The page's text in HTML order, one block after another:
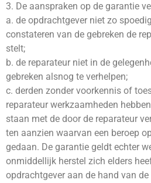
3. De aanspraken op de garantie
a. de opdrachtgever niet zo
constateren van de gebreken de
stelt;
b. de reparateur niet in de
gebreken alsnog te verhelpen;
c. derden zonder voorkennis of
reparateur werkzaamheden
staan met de door de reparateur
ten aanzien waarvan een beroep
gedaan. De garantie geldt echter
onmiddellijk herstel zich elders
opdrachtgever aan de hand van